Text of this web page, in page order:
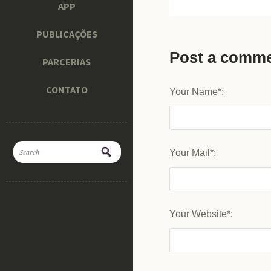
APP
PUBLICAÇÕES
PARCERIAS
CONTATO
Post a
Your Name*:
Your Mail*:
Your Website*: